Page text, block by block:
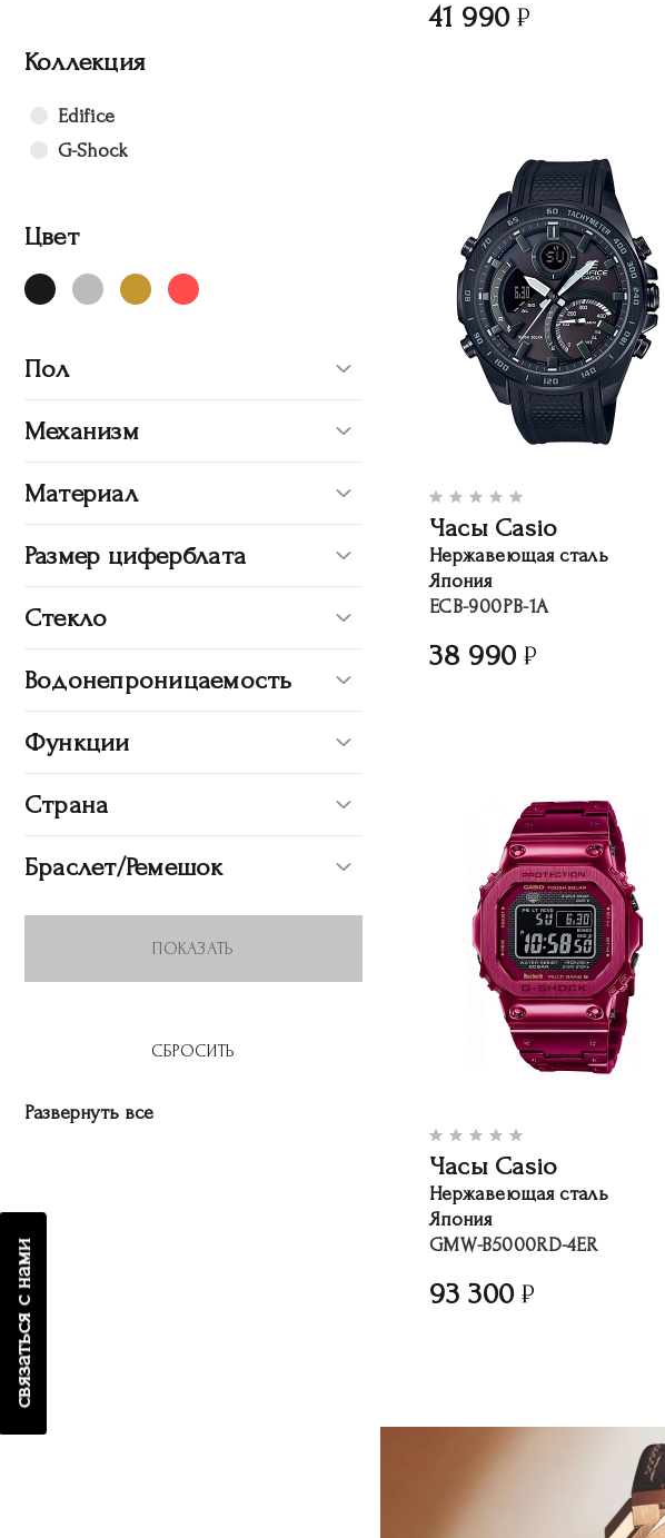
связаться с нами
Коллекция
Edifice
G-Shock
Цвет
Пол
Механизм
Материал
Размер циферблата
Стекло
Водонепроницаемость
Функции
Страна
Браслет/Ремешок
Развернуть все
41 990
Часы Casio
Нержавеющая сталь
Япония
ECB-900PB-1A
38 990
Часы Casio
Нержавеющая сталь
Япония
GMW-B5000RD-4ER
93 300